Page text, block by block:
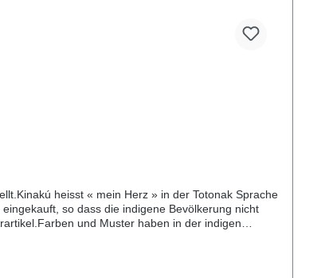
heisst « mein Herz » in der Totonak Sprache
so dass die indigene Bevölkerung nicht
und Muster haben in der indigen